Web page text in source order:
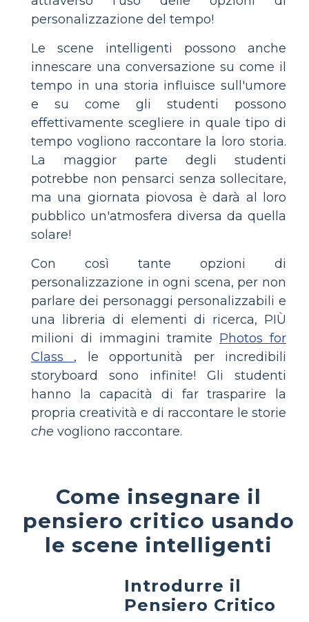
personalizzazione del tempo!
Le scene intelligenti possono anche
innescare una conversazione su come il
tempo in una storia influisce sull'umore
e su come gli studenti possono
effettivamente scegliere in quale tipo di
tempo vogliono raccontare la loro storia.
La maggior parte degli studenti
potrebbe non pensarci senza sollecitare,
ma una giornata piovosa è darà al loro
pubblico un'atmosfera diversa da quella
solare!
Con così tante opzioni di
personalizzazione in ogni scena, per non
parlare dei personaggi personalizzabili e
una libreria di elementi di ricerca, PIÙ
milioni di immagini tramite Photos for
Class , le opportunità per incredibili
storyboard sono infinite! Gli studenti
hanno la capacità di far trasparire la
propria creatività e di raccontare le storie
che vogliono raccontare.
Come insegnare il
pensiero critico usando
le scene intelligenti
Introdurre il
Pensiero Critico